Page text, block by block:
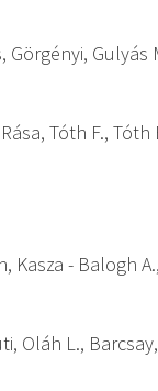
Gulyás
Tóth F., Tóth
Kasza - Balogh
Oláh L.,